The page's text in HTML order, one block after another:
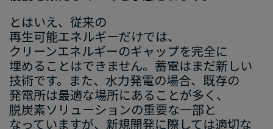
とは​いえ、​従来の​
再生可能エネルギーだけでは、​
クリーンエネルギーの​ギャップを​完全に​
埋める​ことは​できません。​蓄電は​まだ​新しい​
技術です。​また、​水力発電の​場合、​既存の​
発電所は​最適な​場所に​ある​ことが​多く、​
脱炭素ソリューションの​重要な​一部と​
なっていますが、​新規開発に​際しては​適切な​